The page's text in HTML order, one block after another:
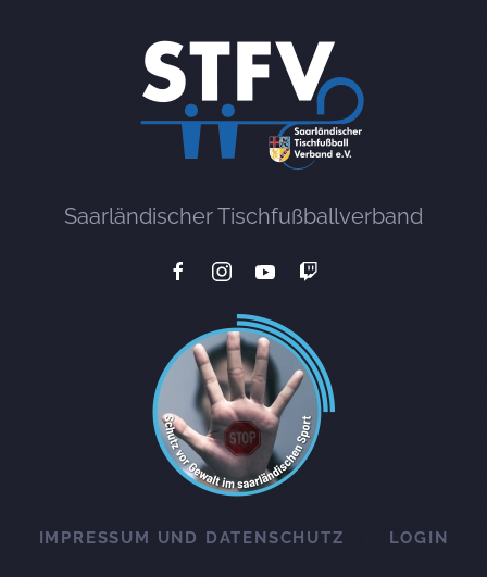
Saarländischer Tischfußballverband
IMPRESSUM UND DATENSCHUTZ LOGIN